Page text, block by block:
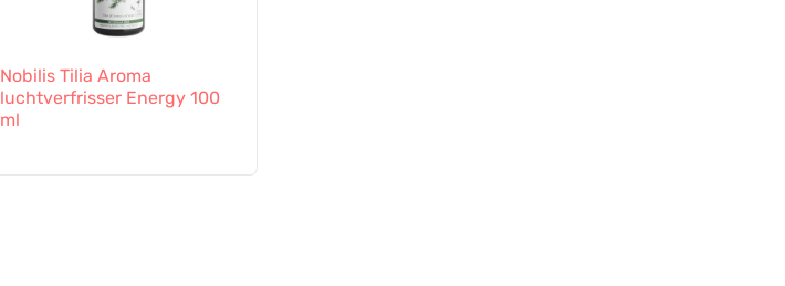
Nobilis Tilia Aroma
luchtverfrisser Energy 100
ml